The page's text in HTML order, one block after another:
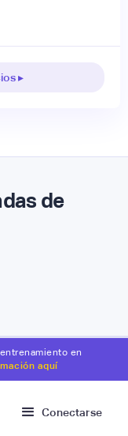
▸
de
en
aquí
Conectarse